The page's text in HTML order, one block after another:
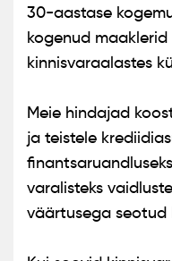
30-aastase
kogenud
kinnisvaraalastes
Meie hindajad
ja teistele
varalisteks
väärtusega seotud